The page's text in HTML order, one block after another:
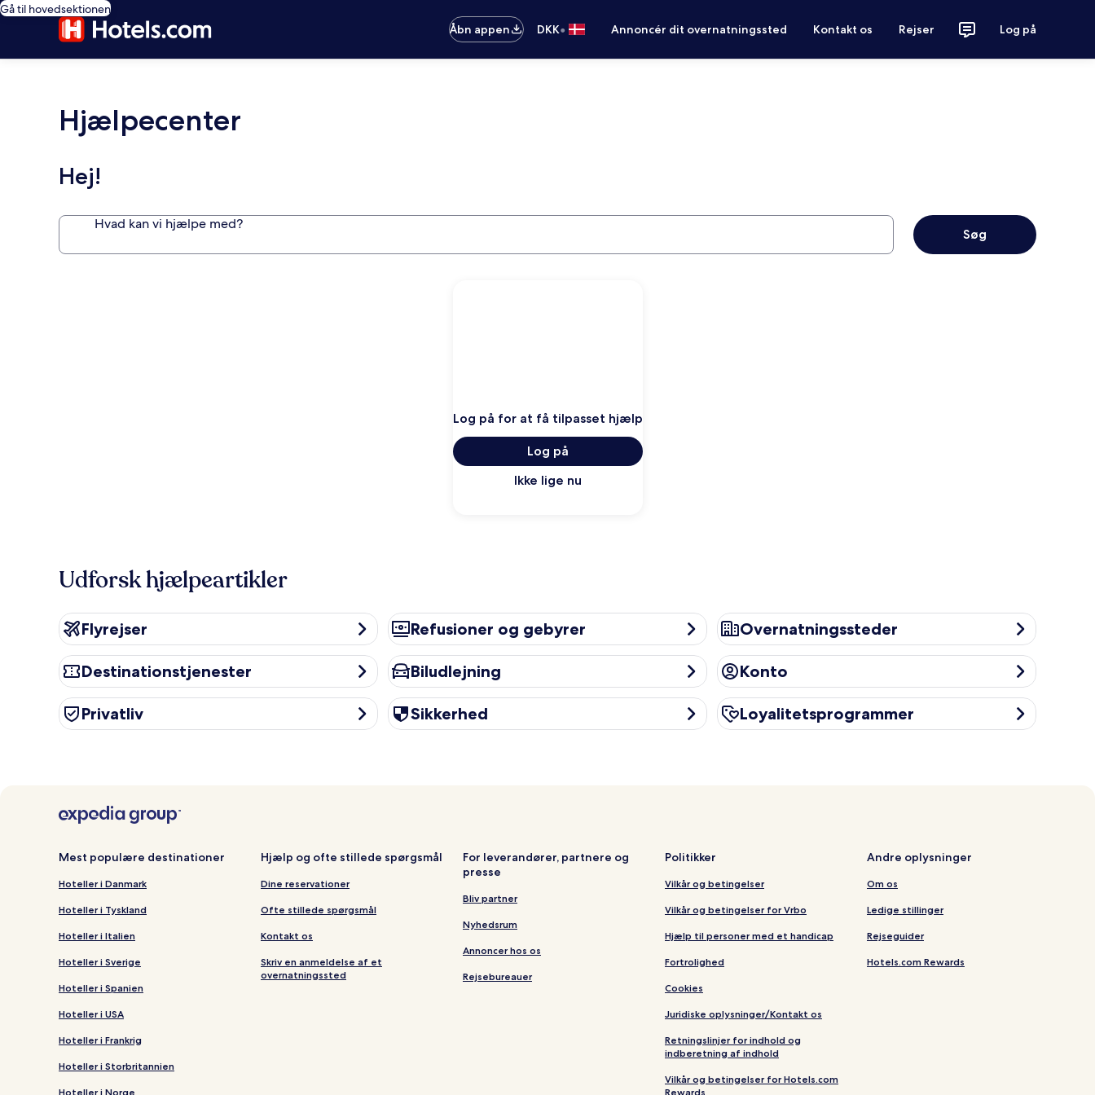
Gå til hovedsektionen
Åbn appen
DKK• Annoncér dit overnatningssted Kontakt os Rejser Log på
Hjælpecenter
Hej!
Hvad kan vi hjælpe med?
Søg
Log på for at få tilpasset hjælp
Log på
Ikke lige nu
Udforsk hjælpeartikler
Flyrejser
Flyrejser Refusioner og gebyrer
Refusioner og gebyrer Overnatningssteder
Overnatningssteder
Destinationstjenester
Destinationstjenester Biludlejning
Biludlejning Konto
Konto
Privatliv
Privatliv Sikkerhed
Sikkerhed Loyalitetsprogrammer
Loyalitetsprogrammer
Mest populære destinationer
Hoteller i Danmark
Hoteller i Tyskland
Hoteller i Italien
Hoteller i Sverige
Hoteller i Spanien
Hoteller i USA
Hoteller i Frankrig
Hoteller i Storbritannien
Hoteller i Norge
Hjælp og ofte stillede spørgsmål
Dine reservationer
Ofte stillede spørgsmål
Kontakt os
Skriv en anmeldelse af et
overnatningssted
For leverandører, partnere og
presse
Bliv partner
Nyhedsrum
Annoncer hos os
Rejsebureauer
Politikker
Vilkår og betingelser
Vilkår og betingelser for Vrbo
Hjælp til personer med et handicap
Fortrolighed
Cookies
Juridiske oplysninger/Kontakt os
Retningslinjer for indhold og
indberetning af indhold
Vilkår og betingelser for Hotels.com
Rewards
Andre oplysninger
Om os
Ledige stillinger
Rejseguider
Hotels.com Rewards